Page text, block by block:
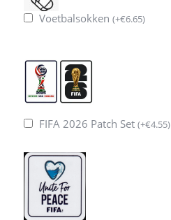
Voetbalsokken (+€6.65)
FIFA 2026 Patch Set (+€4.55)